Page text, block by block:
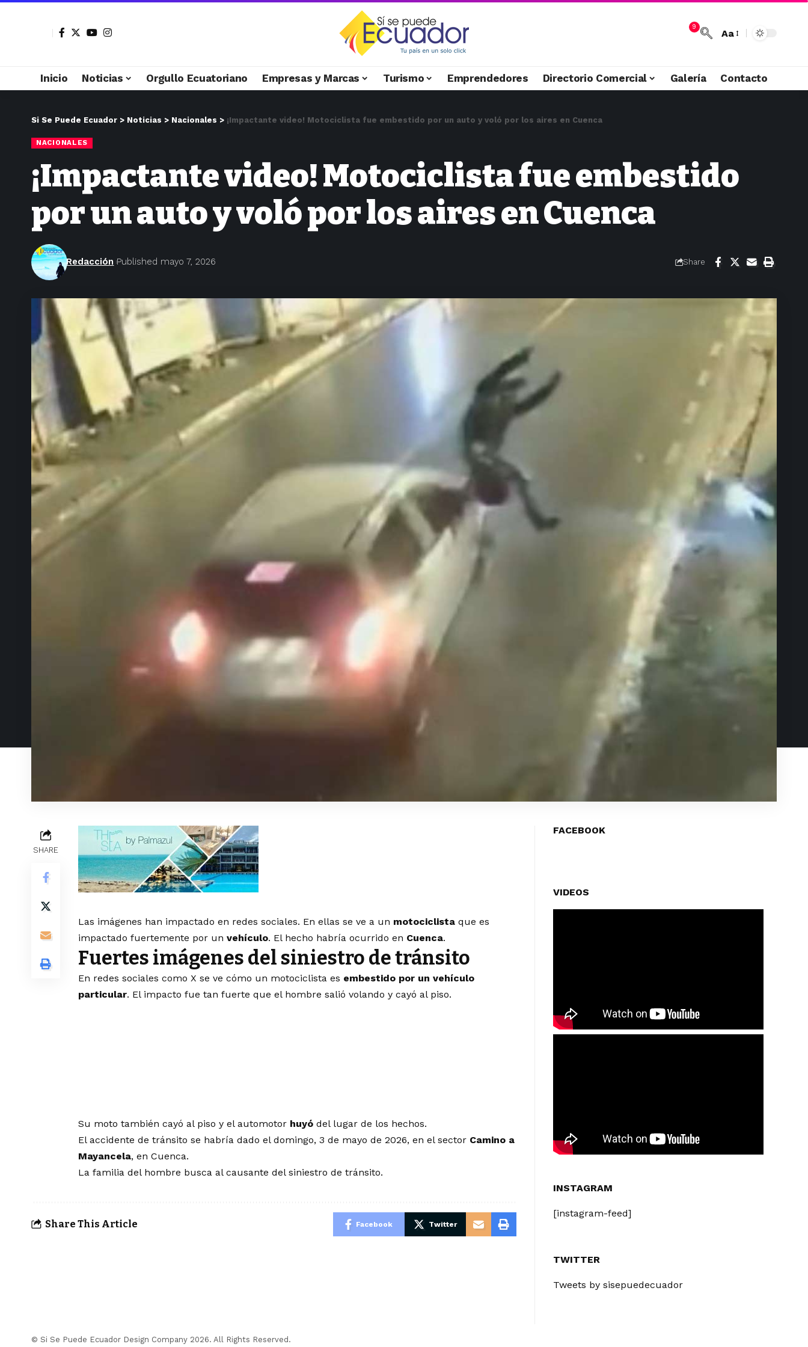
9
Aa
Inicio Noticias Orgullo Ecuatoriano Empresas y Marcas Turismo Emprendedores Directorio Comercial Galería Contacto
Si Se Puede Ecuador > Noticias > Nacionales > ¡Impactante video! Motociclista fue embestido por un auto y voló por los aires en Cuenca
NACIONALES
¡Impactante video! Motociclista fue embestido
por un auto y voló por los aires en Cuenca
Redacción Published mayo 7, 2026 Share
SHARE
Las imágenes han impactado en redes sociales. En ellas se ve a un motociclista que es
impactado fuertemente por un vehículo. El hecho habría ocurrido en Cuenca.
Fuertes imágenes del siniestro de tránsito
En redes sociales como X se ve cómo un motociclista es embestido por un vehículo
particular. El impacto fue tan fuerte que el hombre salió volando y cayó al piso.
Su moto también cayó al piso y el automotor huyó del lugar de los hechos.
El accidente de tránsito se habría dado el domingo, 3 de mayo de 2026, en el sector Camino a
Mayancela, en Cuenca.
La familia del hombre busca al causante del siniestro de tránsito.
Share This Article Facebook Twitter
FACEBOOK
VIDEOS
INSTAGRAM
[instagram-feed]
TWITTER
Tweets by sisepuedecuador
© Si Se Puede Ecuador Design Company 2026. All Rights Reserved.